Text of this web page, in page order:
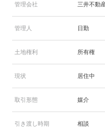
管理会社 三井不動
管理人 日勤
土地権利 所有権
現状 居住中
取引形態 媒介
引き渡し時期 相談